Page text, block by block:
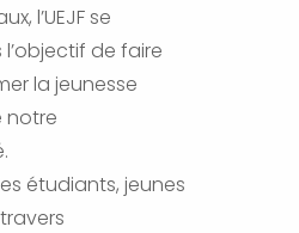
l’UEJF se
de faire
la jeunesse
notre
étudiants, jeunes